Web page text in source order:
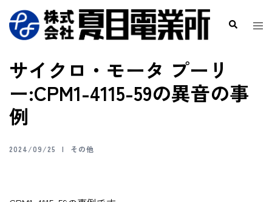
サイクロ・モータ プーリ
ー:CPM1-4115-59の異音の事
例
2024/09/25 その他